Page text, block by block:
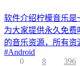
软件介绍柠檬音乐是
为大家提供永久免
的音乐资源，所有资
#Android
0
8 396